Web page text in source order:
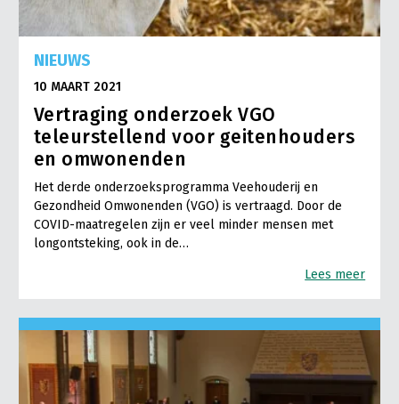
NIEUWS
10 MAART 2021
Vertraging onderzoek VGO
teleurstellend voor geitenhouders
en omwonenden
Het derde onderzoeksprogramma Veehouderij en
Gezondheid Omwonenden (VGO) is vertraagd. Door de
COVID-maatregelen zijn er veel minder mensen met
longontsteking, ook in de…
Lees meer